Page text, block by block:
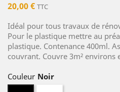
20,00 € TTC
Idéal pour tous travaux de
Pour le plastique mettre au
plastique. Contenance 400ml.
couvrant. Couvre 3m² environs
Couleur